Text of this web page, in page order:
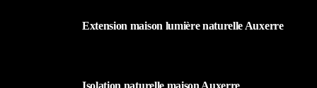
Extension maison lumière naturelle Auxerre
Isolation naturelle maison Auxerre